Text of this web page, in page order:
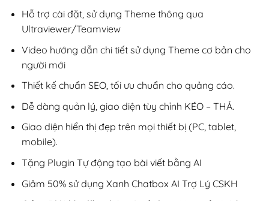
Hỗ trợ cài đặt, sử dụng Theme thông qua
Ultraviewer/Teamview
Video hướng dẫn chi tiết sử dụng Theme cơ bản cho
người mới
Thiết kế chuẩn SEO, tối ưu chuẩn cho quảng cáo.
Dễ dàng quản lý, giao diện tùy chỉnh KÉO – THẢ.
Giao diện hiển thị đẹp trên mọi thiết bị (PC, tablet,
mobile).
Tặng Plugin Tự động tạo bài viết bằng AI
Giảm 50% sử dụng Xanh Chatbox AI Trợ Lý CSKH